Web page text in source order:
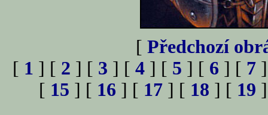
[ Předchozí
[ 1 ] [ 2 ] [ 3 ] [ 4 ] [ 5 ] [ 6 ] [ 7
[ 15 ] [ 16 ] [ 17 ] [ 18 ] [ 19